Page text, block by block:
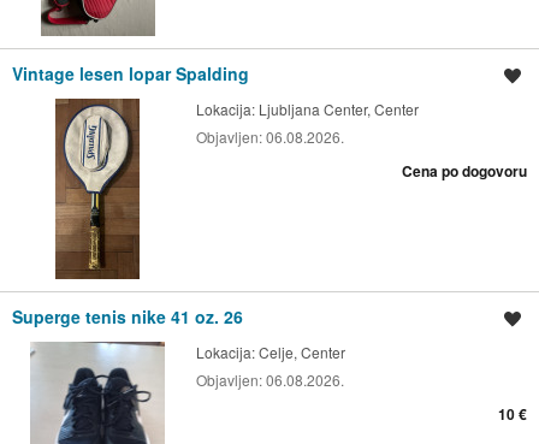
Vintage lesen lopar Spalding
Lokacija: Ljubljana Center, Center
Objavljen:06.08.2026.
Cena po dogovoru
Superge tenis nike 41 oz. 26
Lokacija:Celje, Center
Objavljen:06.08.2026.
10 €